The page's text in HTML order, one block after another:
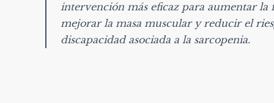
intervención más eficaz para aumentar la
mejorar la masa muscular y reducir el
discapacidad asociada a la sarcopenia.